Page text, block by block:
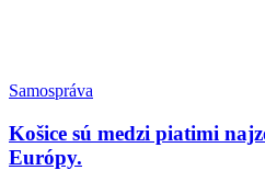
Samospráva
Košice sú medzi piatimi
Európy.